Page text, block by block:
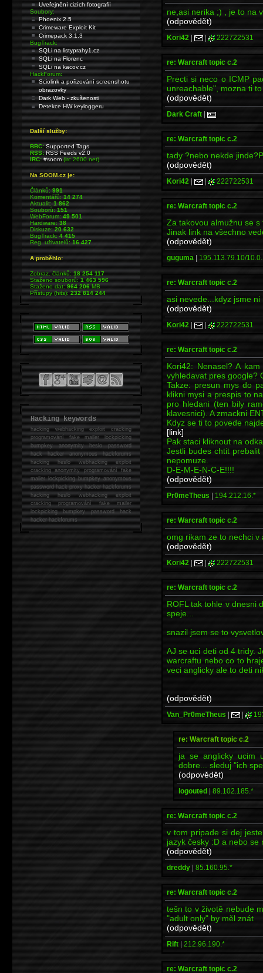
ne,asi nerika ;) , je to na
(odpovědět)
Kori42 | | 222722531
re: Warcraft topic c.2
Precti si neco o ICMP
unreachable", mozna ti
(odpovědět)
Dark Craft |
re: Warcraft topic c.2
tady ?nebo nekde
(odpovědět)
Kori42 | | 222722531
re: Warcraft topic c.2
Za takovou almužnu se
Jinak link na všechno
(odpovědět)
guguma | 195.113.79.10/
re: Warcraft topic c.2
asi nevede...kdyz jsme ni
(odpovědět)
Kori42 | | 222722531
re: Warcraft topic c.2
Kori42: Nenasel? A
vyhledavat pres google?
Takze: presun mys do
klikni mysi a prespis to
pro hledani (ten bily
klavesnici). A zmackni
Kdyz se ti to povede
[link]
Pak staci kliknout na
Jestli budes chtit
nepomuze.
D-E-M-E-N-C-E!!!!
(odpovědět)
Pr0meTheus | 194.212.16.*
re: Warcraft topic c.2
omg rikam ze to nechci v
(odpovědět)
Kori42 | | 222722531
re: Warcraft topic c.2
ROFL tak tohle v dnesni
speje...
snazil jsem se to
AJ se uci deti od 4 tridy.
warcraftu nebo co to
veci anglicky ale to deti
(odpovědět)
Van_Pr0meTheus | |
re: Warcraft topic c.2
ja se anglicky ucim
dobre... sleduj "ich
(odpovědět)
logouted | 89.102.185.*
re: Warcraft topic c.2
v tom pripade si dej
jazyk česky :D a nebo se
(odpovědět)
dreddy | 85.160.95.*
re: Warcraft topic c.2
tešn to v životě nebude
"adult only" by měl znát
(odpovědět)
Rift | 212.96.190.*
re: Warcraft topic c.2
Uveřejnění cizích fotografií
Soubory:
Phoenix 2.5
Crimeware Exploit Kit
Crimepack 3.1.3
BugTrack:
SQLi na listyprahy1.cz
SQLi na Florenc
SQLi na kacov.cz
HackForum:
Sciolink a pořizování screenshotu
obrazovky
Dark Web - zkušenosti
Detekce HW keyloggeru
Další služby:
BBC: Supported Tags
RSS: RSS Feeds v2.0
IRC: #soom(irc.2600.net)
Na SOOM.cz je:
Článků:991
Komentářů:14 274
Aktualit:1 862
Souborů:151
WebForum:49 501
Hardware:38
Diskuze:20 632
BugTrack:4 415
Reg. uživatelů:16 427
A proběhlo:
Zobraz. článků:18 254 117
Staženo souborů:1 463 596
Staženo dat:964 206MB
Přístupy (hits):232 814 244
Hacking keywords
hackingwebhacking exploit cracking
programování fake mailer lockpicking
bumpkey anonymity heslo password
hackhacker anonymous hackforums
hackingheslo webhacking exploit
cracking anonymity programování fake
mailer lockpicking bumpkey anonymous
password hack proxy hacker hackforums
hacking heslo webhacking exploit
cracking programování fake mailer
lockpicking bumpkey password hack
hackerhackforums